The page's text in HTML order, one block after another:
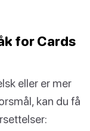
for Cards
eller er mer
kan du få